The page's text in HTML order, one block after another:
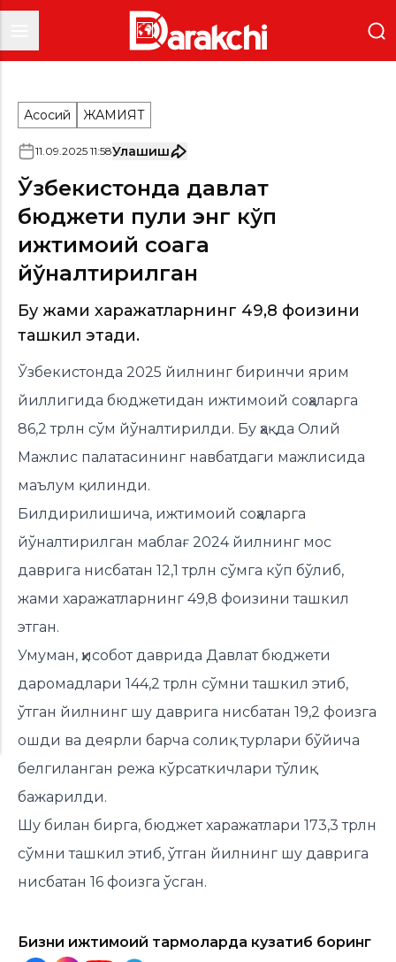
Асосий ЖАМИЯТ
11.09.2025 11:58Улашиш
Ўзбекистонда давлат
бюджети пули энг кўп
ижтимоий соҳага
йўналтирилган
Бу жами харажатларнинг 49,8 фоизини
ташкил этади.
Ўзбекистонда 2025 йилнинг биринчи ярим
йиллигида бюджетидан ижтимоий соҳаларга
86,2 трлн сўм йўналтирилди. Бу ҳақда Олий
Мажлис палатасининг навбатдаги мажлисида
маълум қилинди.
Билдирилишича, ижтимоий соҳаларга
йўналтирилган маблағ 2024 йилнинг мос
даврига нисбатан 12,1 трлн сўмга кўп бўлиб,
жами харажатларнинг 49,8 фоизини ташкил
этган.
Умуман, ҳисобот даврида Давлат бюджети
даромадлари 144,2 трлн сўмни ташкил этиб,
ўтган йилнинг шу даврига нисбатан 19,2 фоизга
ошди ва деярли барча солиқ турлари бўйича
белгиланган режа кўрсаткичлари тўлиқ
бажарилди.
Шу билан бирга, бюджет харажатлари 173,3 трлн
сўмни ташкил этиб, ўтган йилнинг шу даврига
нисбатан 16 фоизга ўсган.
Бизни ижтимоий тармоқларда кузатиб боринг